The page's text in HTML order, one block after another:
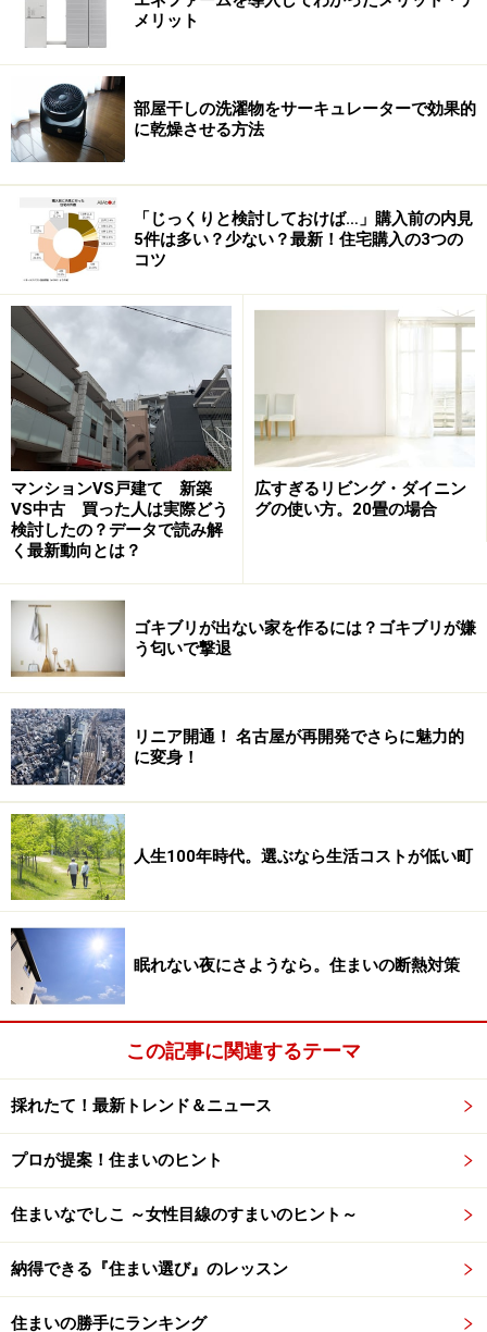
だといえるでしょう。
過去のマンション史のなかで比べてみれば、いまは依然
として好条件であることに変わりはありません。分譲価
格が適正水準なのかどうかの議論は別にして……。
>>平野雅之の不動産ミニコラム INDEX
（この記事は2007年2月公開の「不動産百考 vol.8」をも
とに再構成したものです）
関連記事
過去のマンションブームの終焉を振り返る
本当は安い!? 東京23区の住宅価格
※記事内容は執筆時点のものです。最新の内容をご確認くださ
い。
メリット
部屋干しの洗濯物をサーキュレーターで効果的
に乾燥させる方法
「じっくりと検討しておけば…」購入前の内見
5件は多い？少ない？最新！住宅購入の3つの
コツ
マンションVS戸建て 新築
VS中古 買った人は実際どう
検討したの？データで読み解
く最新動向とは？
広すぎるリビング・ダイニン
グの使い方。20畳の場合
ゴキブリが出ない家を作るには？ゴキブリが嫌
う匂いで撃退
リニア開通！ 名古屋が再開発でさらに魅力的
に変身！
人生100年時代。選ぶなら生活コストが低い町
眠れない夜にさようなら。住まいの断熱対策
この記事に関連するテーマ
採れたて！最新トレンド＆ニュース
プロが提案！住まいのヒント
住まいなでしこ ～女性目線のすまいのヒント～
納得できる『住まい選び』のレッスン
住まいの勝手にランキング